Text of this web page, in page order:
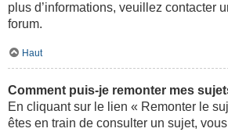
plus d’informations, veuillez contacter
forum.
Haut
Comment puis-je remonter mes
En cliquant sur le lien « Remonter le
êtes en train de consulter un sujet,